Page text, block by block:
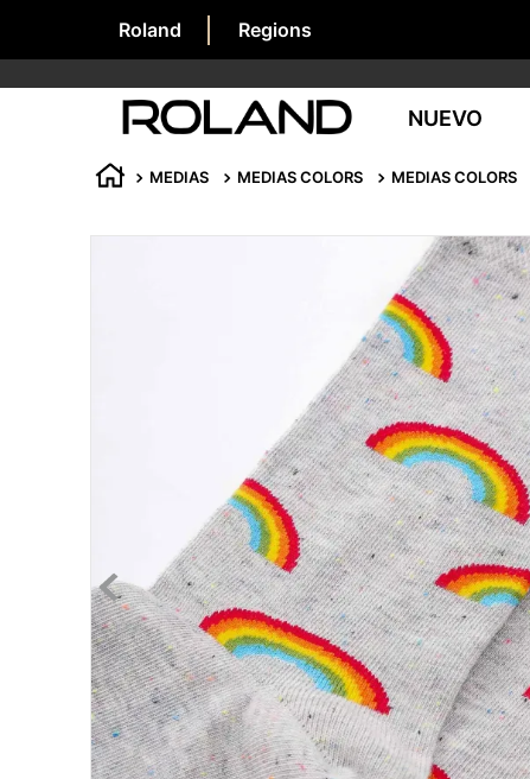
Roland
Regions
NUEVO
MEDIAS MEDIAS COLORS MEDIAS COLORS